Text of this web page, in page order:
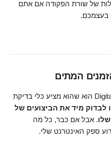
של שורת הפקודה אם אתם
בעצמכם.
המתים
אחד הדברים הטובים ב-DigitalOcean הוא שהוא מציע כלי בדיקת
לבדוק מיד את הביצועים של
. אבל אם כבר, כל מה
ספק האינטרנט שלי.